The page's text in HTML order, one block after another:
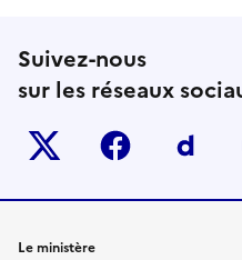
Suivez-nous
sur les réseaux
Twitter-x facebook
Le ministère